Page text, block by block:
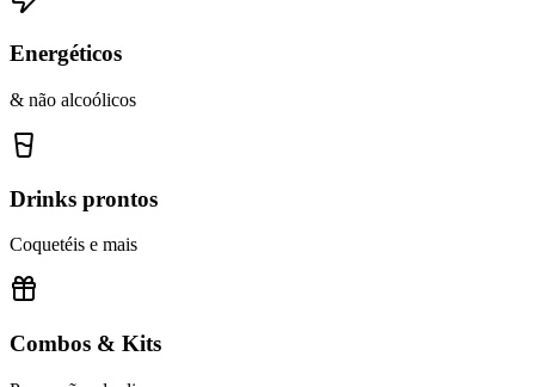
Energéticos
& não alcoólicos
Drinks prontos
Coquetéis e mais
Combos & Kits